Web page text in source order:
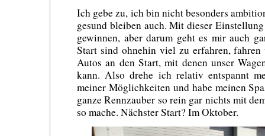
Ich gebe zu, ich bin nicht besonders
gesund bleiben auch. Mit dieser
gewinnen, aber darum geht es mir auch
Start sind ohnehin viel zu erfahren,
Autos an den Start, mit denen unser
kann. Also drehe ich relativ entspannt
meiner Möglichkeiten und habe meinen
ganze Rennzauber so rein gar nichts mit
so mache. Nächster Start? Im Oktober.